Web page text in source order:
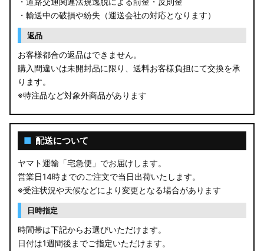
・輸送中の破損や紛失（運送会社の対応となります）
返品
お客様都合の返品はできません。
購入間違いは未開封品に限り、送料お客様負担にて交換を承
ります。
※特注品など対象外商品があります
■ 配送について
ヤマト運輸「宅急便」でお届けします。
営業日14時までのご注文で当日出荷いたします。
※受注状況や天候などにより変更となる場合があります
日時指定
時間帯は下記からお選びいただけます。
日付は1週間後までご指定いただけます。